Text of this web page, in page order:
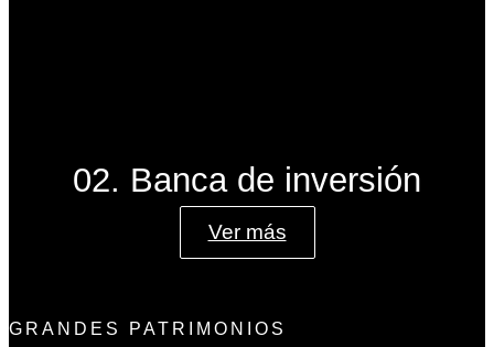
02. Banca de inversión
Ver más
GRANDES PATRIMONIOS